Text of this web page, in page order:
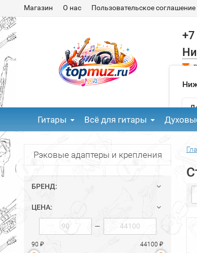
Магазин О нас Пользовательское соглашение
Гитары Всё для гитары
Рэковые адаптеры и крепления
БРЕНД:
ЦЕНА:
—
90 ₽ 44100 ₽